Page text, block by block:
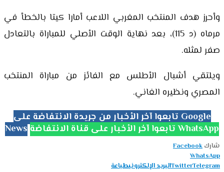
وأحرز هدف المنتخب المغربي اللاعب أمارا كيتا بالخطأ في
مرماه (د 115)، بعد نهاية الوقت الأصلي للمباراة بالتعادل
صفر لمثله.
ويلتقي أشبال الأطلس مع الفائز من مباراة المنتخب
المصري ونظيره الغاني.
تابعوا آخر الأخبار من جريدة الانتفاضة على Google
News
تابعوا آخر الأخبار على قناة الانتفاضة WhatsApp
شارك Facebook
WhatsApp
TwitterTelegram البريد الإلكترونيطباعة